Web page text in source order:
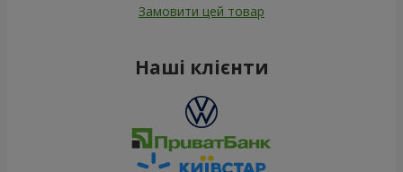
Замовити цей товар
Наші клієнти